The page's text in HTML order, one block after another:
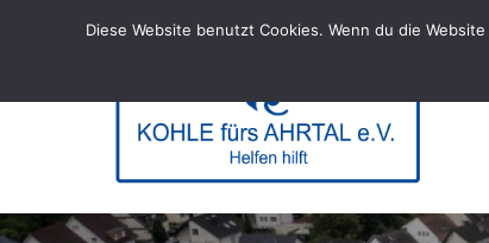
Diese Website benutzt Cookies. Wenn du die